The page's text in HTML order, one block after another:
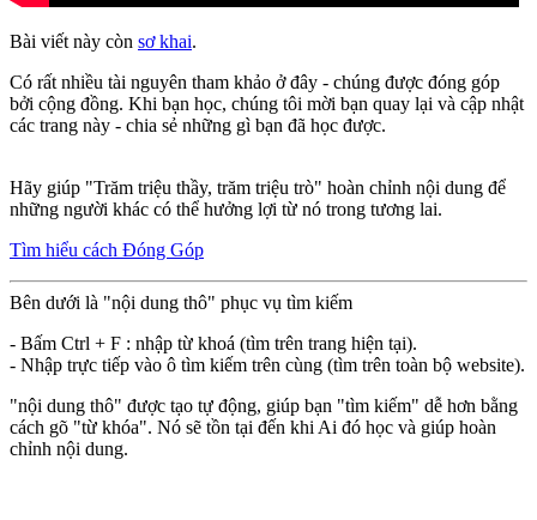
Bài viết này còn sơ khai.
Có rất nhiều tài nguyên tham khảo ở đây - chúng được đóng góp
bởi cộng đồng. Khi bạn học, chúng tôi mời bạn quay lại và cập nhật
các trang này - chia sẻ những gì bạn đã học được.
Hãy giúp "Trăm triệu thầy, trăm triệu trò" hoàn chỉnh nội dung để
những người khác có thể hưởng lợi từ nó trong tương lai.
Tìm hiểu cách Đóng Góp
Bên dưới là "nội dung thô" phục vụ tìm kiếm
- Bấm Ctrl + F : nhập từ khoá (tìm trên trang hiện tại).
- Nhập trực tiếp vào ô tìm kiếm trên cùng (tìm trên toàn bộ website).
"nội dung thô" được tạo tự động, giúp bạn "tìm kiếm" dễ hơn bằng
cách gõ "từ khóa". Nó sẽ tồn tại đến khi Ai đó học và giúp hoàn
chỉnh nội dung.